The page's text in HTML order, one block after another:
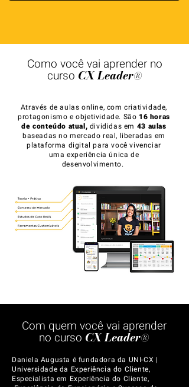
Como você vai aprender no
curso CX Leader®
Através de aulas online, com criatividade,
protagonismo e objetividade. São 16 horas
de conteúdo atual, divididas em 43 aulas
baseadas no mercado real, liberadas em
plataforma digital para você vivenciar
uma experiência única de
desenvolvimento.
Com quem você vai aprender
no curso CX Leader®
Daniela Augusta é fundadora da UNI-CX |
Universidade da Experiência do Cliente,
Especialista em Experiência do Cliente,